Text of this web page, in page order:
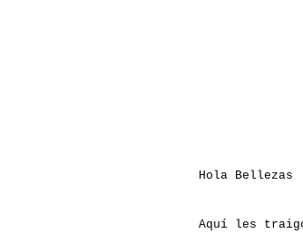
Hola Bellezas
Aquí les traigo